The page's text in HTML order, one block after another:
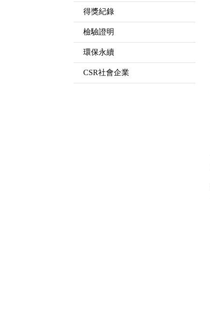
得獎紀錄
檢驗證明
環保永續
CSR社會企業